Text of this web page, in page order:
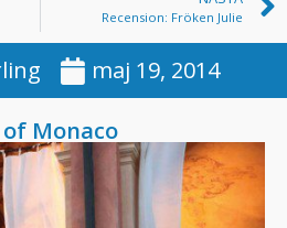
Recension: Fröken Julie
maj 19, 2014
of Monaco